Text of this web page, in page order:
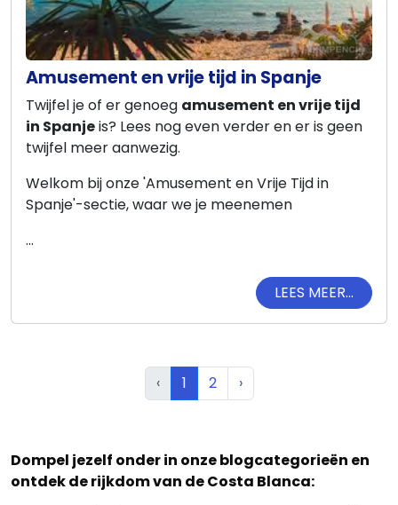
Amusement en vrije tijd in Spanje
Twijfel je of er genoeg amusement en vrije tijd
in Spanjeis? Lees nog even verder en er is geen
twijfel meer aanwezig.
Welkom bij onze 'Amusement en Vrije Tijd in
Spanje'-sectie, waar we je meenemen
...
LEES MEER...
‹ 1 2 ›
Dompel jezelf onder in onze blogcategorieën en
ontdek de rijkdom van de Costa Blanca: